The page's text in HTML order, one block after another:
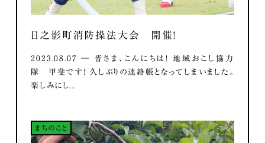
日之影町消防操法大会 開催！
2023.08.07 ― 皆さま、こんにちは！ 地域おこし協力
隊 甲斐です！ 久しぶりの連絡帳となってしまいました。
楽しみにし...
まちのこと